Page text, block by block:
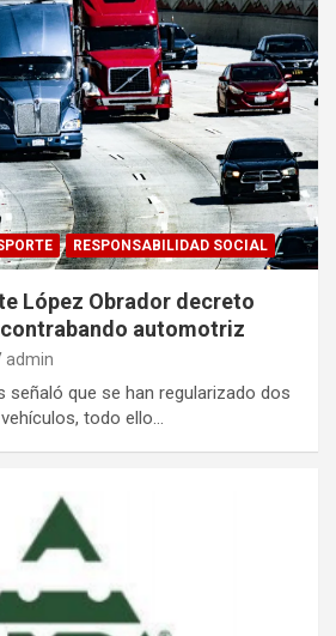
RESPONSABILIDAD SOCIAL
López Obrador decreto
automotriz
admin
señaló que se han regularizado dos
todo ello…